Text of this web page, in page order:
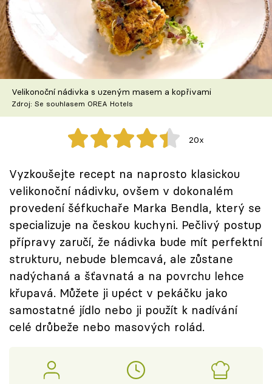
Recepty z TV
Speciál: Cuketa
Těhotnej kuchař
Sledujte prima+
Přihlášení
Sledujte nás
Velikonoční nádivka s uzeným masem a kopřivami
Zdroj: Se souhlasem OREA Hotels
20x
Vyzkoušejte recept na naprosto klasickou
velikonoční nádivku, ovšem v dokonalém
provedení šéfkuchaře Marka Bendla, který se
specializuje na českou kuchyni. Pečlivý postup
přípravy zaručí, že nádivka bude mít perfektní
strukturu, nebude blemcavá, ale zůstane
nadýchaná a šťavnatá a na povrchu lehce
křupavá. Můžete ji upéct v pekáčku jako
samostatné jídlo nebo ji použít k nadívání
celé drůbeže nebo masových rolád.